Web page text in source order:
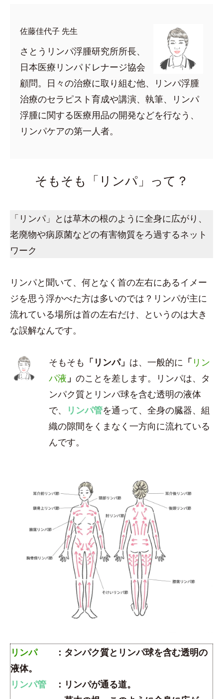
佐藤佳代子 先生
さとうリンパ浮腫研究所所長、
日本医療リンパドレナージ協会
顧問。日々の治療に取り組む他、リンパ浮腫
治療のセラピスト育成や講演、執筆、リンパ
浮腫に関する医療用品の開発などを行なう、
リンパケアの第一人者。
そもそも「リンパ」って？
「リンパ」とは草木の根のように全身に広がり、
老廃物や病原菌などの有害物質をろ過するネット
ワーク
リンパと聞いて、何となく首の左右にあるイメー
ジを思う浮かべた方は多いのでは？リンパが主に
流れている場所は首の左右だけ、というのは大き
な誤解なんです。
そもそも 「リンパ」 は、一般的に 「 リン
パ液 」のことを差します。リンパは、タ
ンパク質とリンパ球を含む透明の液体
で、
リンパ管を通って、全身の臓器、組
織の隙間をくまなく一方向に流れている
んです。
リンパ：タンパク質とリンパ球を含む透明の
液体。
リンパ管 ：リンパが通る道。